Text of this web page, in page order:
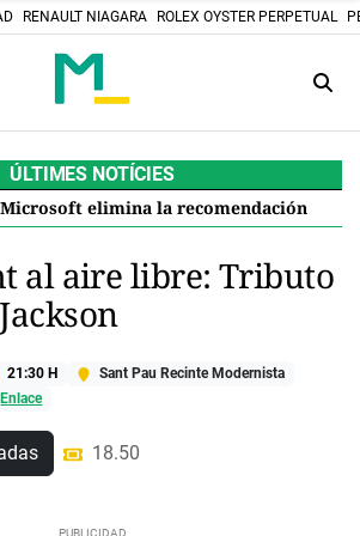
RENAULT NIAGARA ROLEX OYSTER PERPETUAL
ÚLTIMES NOTÍCIES
la recomendación de 32 GB de RAM para Windows 11 y qué significa para ti
al aire libre: Tributo
21:30 H
Sant Pau Recinte Modernista
Enlace
18.50